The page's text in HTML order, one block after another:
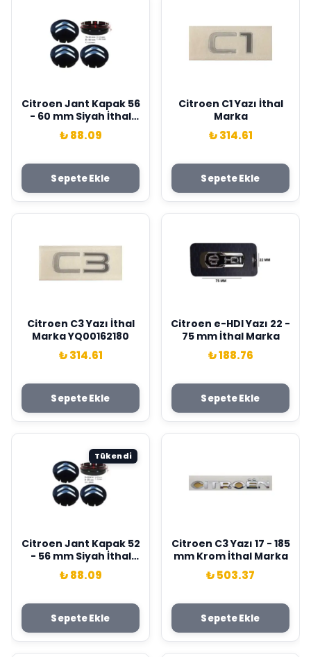
Citroen Jant Kapak 56
- 60 mm Siyah İthal
Marka 8911D
₺ 88.09
Sepete Ekle
Citroen C1 Yazı İthal
Marka
₺ 314.61
Sepete Ekle
Citroen C3 Yazı İthal
Marka YQ00162180
₺ 314.61
Sepete Ekle
Citroen e-HDI Yazı 22 -
75 mm İthal Marka
₺ 188.76
Sepete Ekle
Tükendi
Citroen Jant Kapak 52
- 56 mm Siyah İthal
Marka 8911C
₺ 88.09
Sepete Ekle
Citroen C3 Yazı 17 - 185
mm Krom İthal Marka
₺ 503.37
Sepete Ekle